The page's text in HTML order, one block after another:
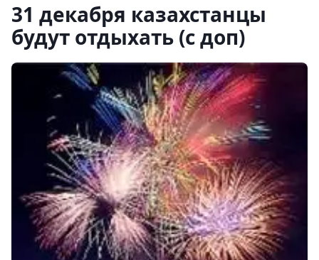
31 декабря казахстанцы
будут отдыхать (с доп)